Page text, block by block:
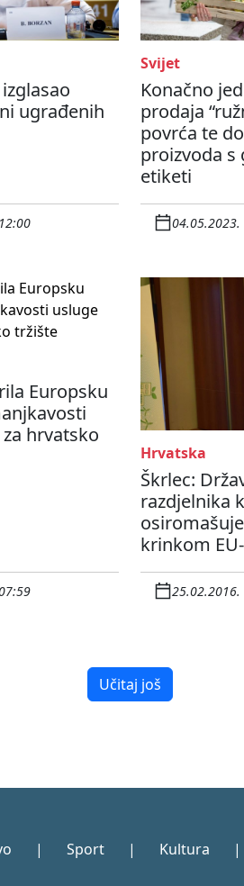
ugrađenih
Svijet
Konačno
prodaja
povrća te
proizvoda s
etiketi
Europsku
hrvatsko
Hrvatska
Škrlec:
razdjelnika
krinkom
Učitaj još
| Sport | Kultura |